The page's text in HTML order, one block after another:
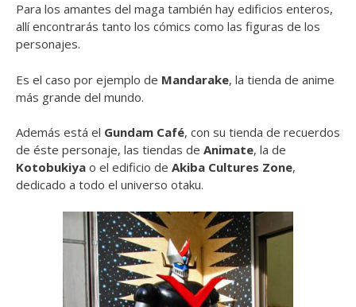
Para los amantes del maga también hay edificios enteros,
allí encontrarás tanto los cómics como las figuras de los
personajes.
Es el caso por ejemplo de Mandarake, la tienda de anime
más grande del mundo.
Además está el Gundam Café, con su tienda de recuerdos
de éste personaje, las tiendas de Animate, la de
Kotobukiya o el edificio de Akiba Cultures Zone,
dedicado a todo el universo otaku.